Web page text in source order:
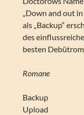
„Down and out
als „Backup“
des
besten
Romane
Backup
Upload